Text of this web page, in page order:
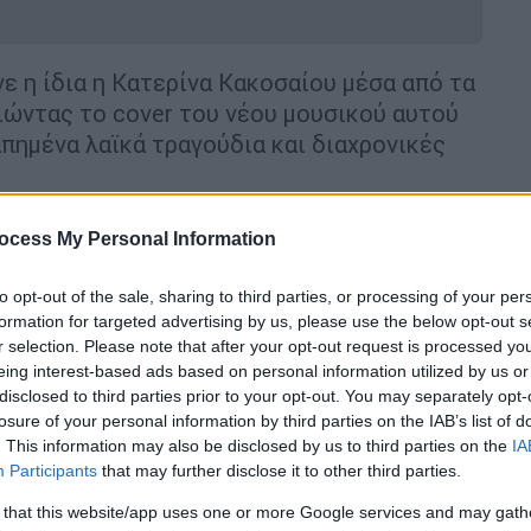
My Personal Information
opt-out of the sale, sharing to third parties, or processing of your
for targeted advertising by us, please use the below opt-out
selection. Please note that after your opt-out request is processed
interest-based ads based on personal information utilized by us
to third parties prior to your opt-out. You may separately
of your personal information by third parties on the IAB’s list of
This information may also be disclosed by us to third parties on the
Participants that may further disclose it to other third parties.
that this website/app uses one or more Google services and may
η ίδια η Κατερίνα Κακοσαίου μέσα από τα
το cover του νέου μουσικού αυτού
λαϊκά τραγούδια και διαχρονικές
στο προσωπικό της κανάλι στο
» σε μουσική και στίχους Γιώργου
πως είναι μια φωνή σπάνια,